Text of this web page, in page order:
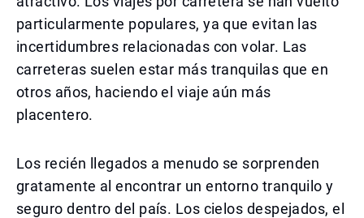
particularmente populares, ya que evitan las
incertidumbres relacionadas con volar. Las
carreteras suelen estar más tranquilas que en
otros años, haciendo el viaje aún más
placentero.
Los recién llegados a menudo se sorprenden
gratamente al encontrar un entorno tranquilo y
seguro dentro del país. Los cielos despejados, el